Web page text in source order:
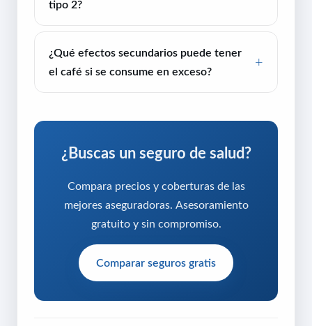
tipo 2?
¿Qué efectos secundarios puede tener
el café si se consume en exceso?
¿Buscas un seguro de salud?
Compara precios y coberturas de las
mejores aseguradoras. Asesoramiento
gratuito y sin compromiso.
Comparar seguros gratis